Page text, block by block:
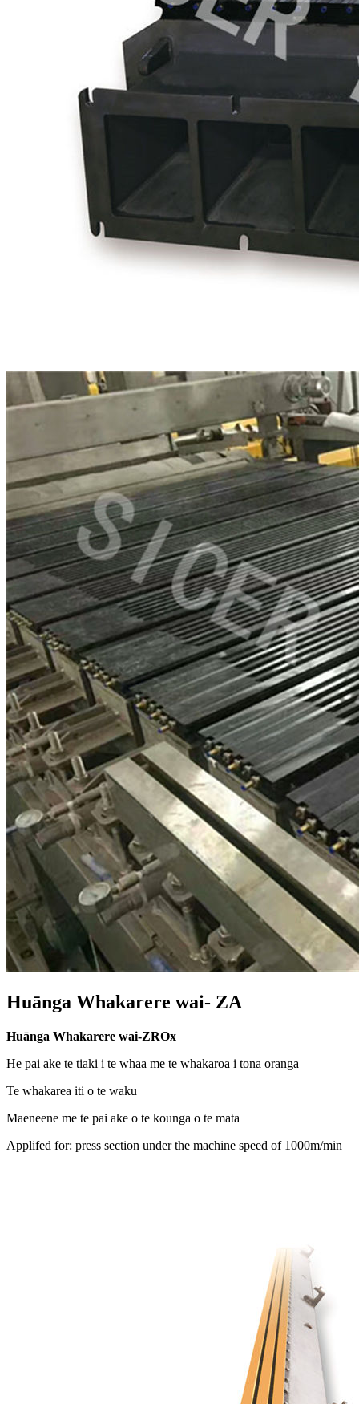
Huānga Whakarere wai- ZA
Huānga Whakarere wai-ZROx
He pai ake te tiaki i te whaa me te whakaroa i tona oranga
Te whakarea iti o te waku
Maeneene me te pai ake o te kounga o te mata
Applifed for: press section under the machine speed of 1000m/min